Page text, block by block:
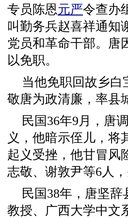
专员陈恩元严令查办
叫勤务兵赵喜祥通知
党员和革命干部。唐
以免职。
当他免职回故乡
敬唐为政清廉，率县
民国36年9月，唐
义，他暗示侄儿，将
起义受挫，他甘冒风
志敬、谢敦尹等6人，
民国38年，唐坚
教授、广西大学中文